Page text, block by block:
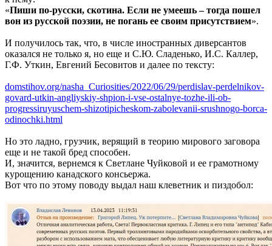
«Пиши по-русски, скотина. Если не умеешь – тогда пошел
вон из русской поэзии, не погань ее своим присутствием».
И получилось так, что, в числе иностранных диверсантов
оказался не только я, но еще и С.Ю. Сладенько, И.С. Каллер,
Г.Ф. Уткин, Евгений Бесовитов и далее по тексту:
domstihov.org/nasha_Curiosities/2022/06/29/perdislav-perdelnikov-
govard-utkin-angliyskiy-shpion-i-vse-ostalnye-tozhe-ili-ob-
progressiruyuschem-shizotipicheskom-zabolevanii-srushnogo-borca-
odinochki.html
Но это ладно, грузчик, верящий в теорию мирового заговора
еще и не такой бред способен.
И, значится, вернемся к Светлане Чуйковой и ее грамотному
курощению канадского консьержа.
Вот что по этому поводу выдал наш клеветник и пиздобол: